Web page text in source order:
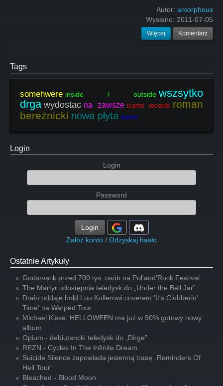
Autor: amorphous
Wysłano: 2011-07-05
Więcej Komentarz
Tags
somehwere inside / outside wszsytko
drga wydostac na zawsze icaros records roman
bereźnicki nowa płyta lumen
Login
Login
Password
Login
Załóż konto / Odzyskaj hasło
Ostatnie Artykuły
Godsmack przed 700 tys. osób na Pol'and'Rock Festival
The Martyr udostępnia teledysk do „Under the Bell Jar”
Drain oddaje hołd Lou Kollerowi coverem 'It's Clobberin'
Time' na Warped Tour
Michael Kiske: HELLOWEEN ma już w 90% gotowy nowy
album
Opium - debiutancki teledysk do „Dirge”
REZN - Cycles In The Infinite Dream
Suicide Silence zapowiada jesienną trasę „Reminders Of
Hell Tour”
Bleached - Blood Moon